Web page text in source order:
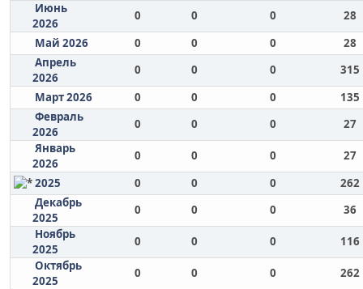
Июнь
2026
0 0 0
28
Май 2026
0 0 0
28
Апрель
2026
0 0 0
315
Март 2026
0 0 0
135
Февраль
2026
0 0 0
27
Январь
2026
0 0 0
27
2025
0 0 0
262
Декабрь
2025
0 0 0
36
Ноябрь
2025
0 0 0
116
Октябрь
2025
0 0 0
262